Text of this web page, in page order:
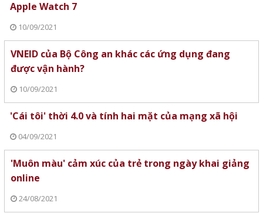
Apple Watch 7
10/09/2021
VNEID của Bộ Công an khác các ứng dụng đang
được vận hành?
10/09/2021
'Cái tôi' thời 4.0 và tính hai mặt của mạng xã hội
04/09/2021
'Muôn màu' cảm xúc của trẻ trong ngày khai giảng
online
24/08/2021